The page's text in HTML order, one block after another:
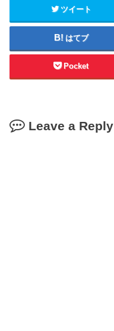
ツイート
はてブ
Pocket
Leave a Reply